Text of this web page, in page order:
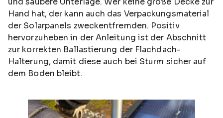
Hand hat, der kann auch das Verpackungsmaterial
der Solarpanels zweckentfremden. Positiv
hervorzuheben in der Anleitung ist der Abschnitt
zur korrekten Ballastierung der Flachdach-
Halterung, damit diese auch bei Sturm sicher auf
dem Boden bleibt.